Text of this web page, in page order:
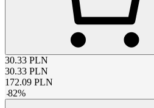
30.33 PLN
30.33 PLN
172.09 PLN
-82%